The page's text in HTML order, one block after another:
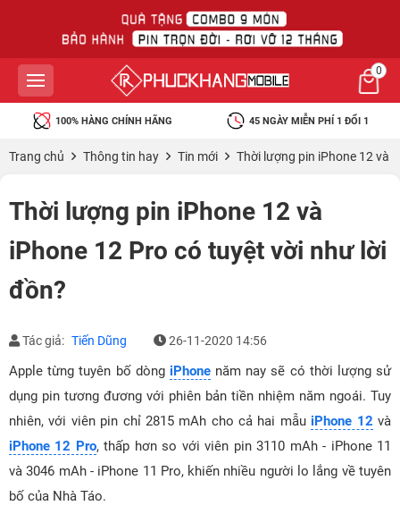
0
100% HÀNG CHÍNH HÃNG 45 NGÀY MIỄN PHÍ 1 ĐỔI 1
Trang chủ Thông tin hay Tin mới Thời lượng pin iPhone 12 và
Thời lượng pin iPhone 12 và
iPhone 12 Pro có tuyệt vời như lời
đồn?
Tác giả: Tiến Dũng 26-11-2020 14:56
Apple từng tuyên bố dòng iPhonenăm nay sẽ có thời lượng sử
dụng pin tương đương với phiên bản tiền nhiệm năm ngoái. Tuy
nhiên, với viên pin chỉ 2815 mAh cho cả hai mẫu iPhone 12 và
iPhone 12 Pro, thấp hơn so với viên pin 3110 mAh - iPhone 11
và 3046 mAh - iPhone 11 Pro, khiến nhiều người lo lắng về tuyên
bố của Nhà Táo.